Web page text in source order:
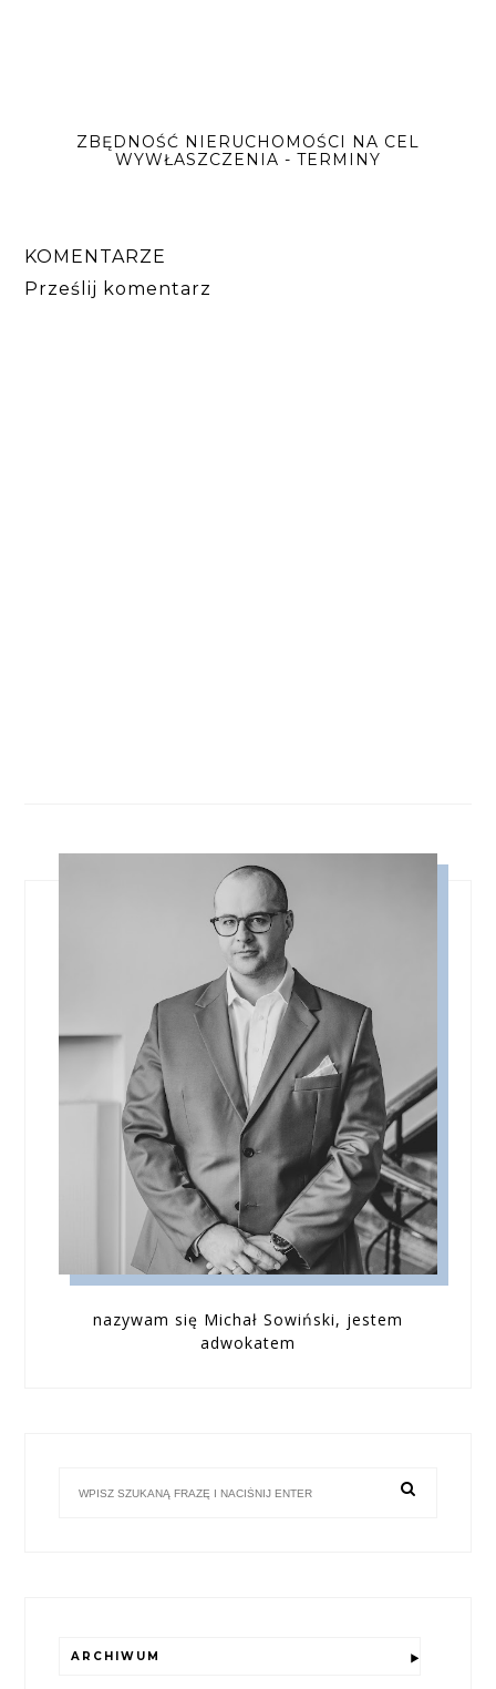
ZBĘDNOŚĆ NIERUCHOMOŚCI NA CEL
WYWŁASZCZENIA - TERMINY
KOMENTARZE
Prześlij komentarz
nazywam się Michał Sowiński, jestem
adwokatem
ARCHIWUM